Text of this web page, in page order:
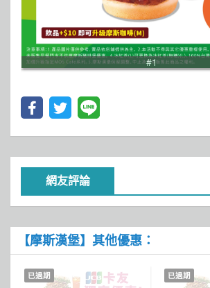
#1
網友評論
【摩斯漢堡】其他優惠：
已過期 已過期